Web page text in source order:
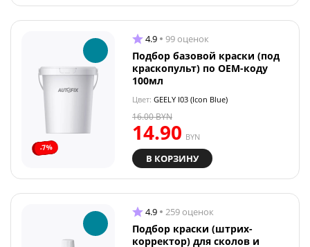
-7%
4.9 99 оценок
Подбор базовой краски (под
краскопульт) по OEM-коду
100мл
Цвет: GEELY I03 (Icon Blue)
14.90 BYN
16.00BYN
В КОРЗИНУ
4.9 259 оценок
Подбор краски (штрих-
корректор) для сколов и